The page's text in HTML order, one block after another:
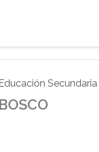
Secundaria